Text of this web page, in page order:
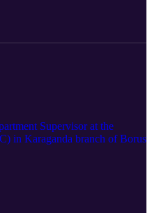
Supervisor at the
in Karaganda branch of
of the Borusan family in 2014.
was a certified Cat auditor in
In her spare time, she enjoys
painting.